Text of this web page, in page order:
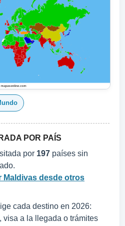
POR PAÍS
por 197 países sin
Maldivas desde otros
cada destino en 2026:
visa a la llegada o trámites